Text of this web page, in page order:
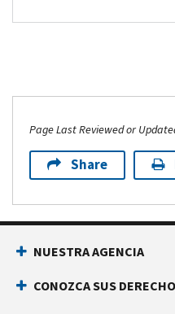
Page Last Reviewed or
Share
NUESTRA AGENCIA
CONOZCA SUS